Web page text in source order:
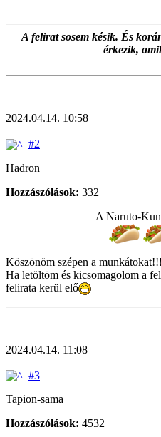
A felirat sosem késik. És
érkezik,
2024.04.14. 10:58
#2
Hadron
Hozzászólások: 332
A Naruto-
Köszönöm szépen a munkátokat!!!
Ha letöltöm és kicsomagolom a
felirata kerül elő
2024.04.14. 11:08
#3
Tapion-sama
Hozzászólások: 4532